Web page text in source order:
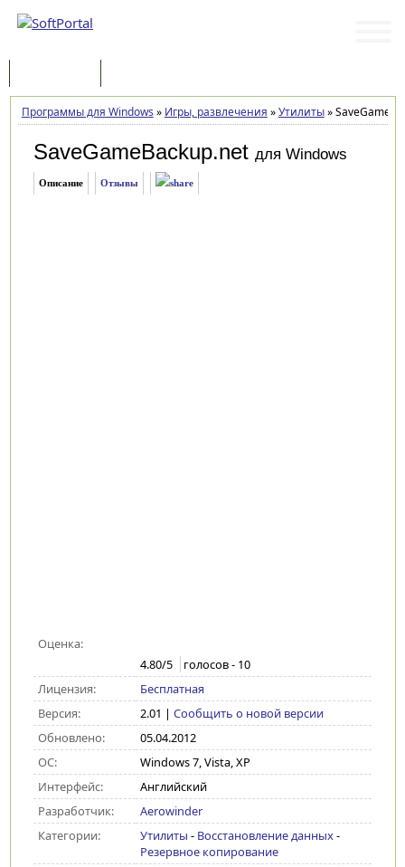
Программы для Windows » Игры, развлечения »Утилиты»
SaveGameBackup.net для Windows
Описание Отзывы
Оценка:
4.80/5 голосов - 10
Лицензия:
Бесплатная
Версия:
2.01 | Сообщить о новой версии
Обновлено:
05.04.2012
ОС:
Windows 7, Vista, XP
Интерфейс:
Английский
Разработчик:
Aerowinder
Категории:
Утилиты - Восстановление данных-
Резервное копирование